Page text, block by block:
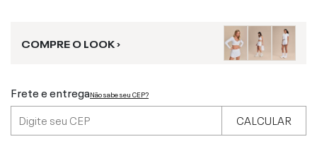
COMPRE O LOOK ›
Frete e entregaNão sabe seu CEP?
CALCULAR